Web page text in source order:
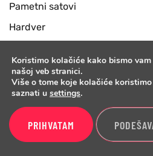
Pametni satovi
Hardver
Desktop računari
Periferije
Benchmark
Koristimo kolačiće kako bismo
našoj veb stranici.
Više o tome koje kolačiće
saznati u settings.
PRIHVATAM